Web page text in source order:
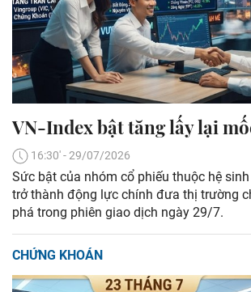
VN-Index bật tăng lấy lại
16:30' - 29/07/2026
Sức bật của nhóm cổ phiếu thuộc hệ
trở thành động lực chính đưa thị trường
phá trong phiên giao dịch ngày 29/7.
CHỨNG KHOÁN